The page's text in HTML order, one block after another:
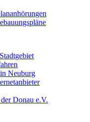
Neuburg
Donau e.V.